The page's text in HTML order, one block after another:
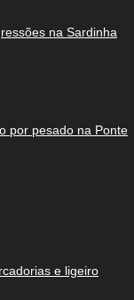
na Sardinha
por pesado na Ponte
e ligeiro